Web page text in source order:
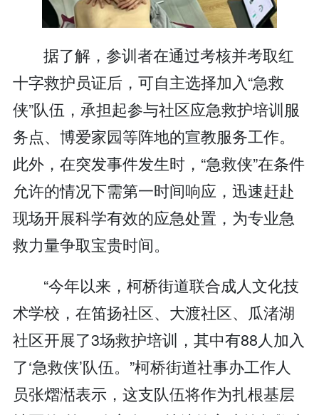
据了解，参训者在通过考核并考取红
十字救护员证后，可自主选择加入“急救
侠”队伍，承担起参与社区应急救护培训服
务点、博爱家园等阵地的宣教服务工作。
此外，在突发事件发生时，“急救侠”在条件
允许的情况下需第一时间响应，迅速赶赴
现场开展科学有效的应急处置，为专业急
救力量争取宝贵时间。
“今年以来，柯桥街道联合成人文化技
术学校，在笛扬社区、大渡社区、瓜渚湖
社区开展了3场救护培训，其中有88人加入
了‘急救侠’队伍。”柯桥街道社事办工作人
员张熠湉表示，这支队伍将作为扎根基层